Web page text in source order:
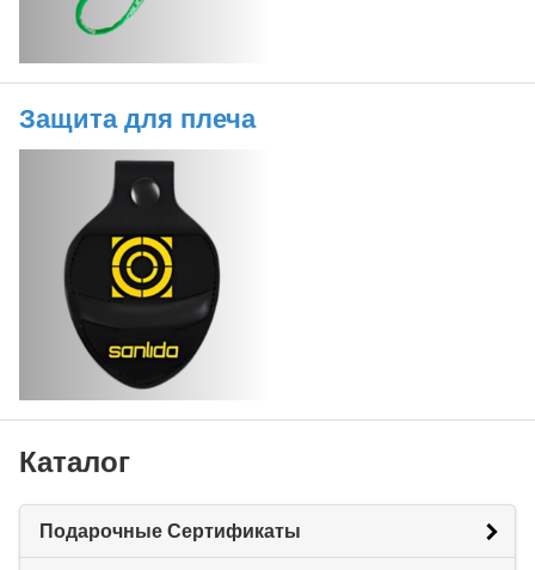
Защита для плеча
Каталог
Подарочные Сертификаты